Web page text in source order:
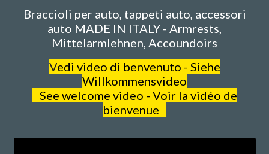
Braccioli per auto, tappeti auto, accessori
auto MADE IN ITALY - Armrests,
Mittelarmlehnen, Accoundoirs
Vedi video di benvenuto - Siehe
Willkommensvideo
See welcome video - Voir la vidéo de
bienvenue